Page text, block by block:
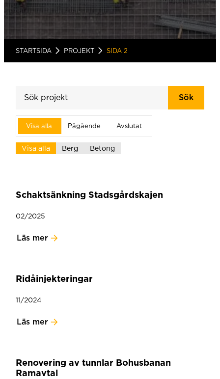
STARTSIDA PROJEKT SIDA 2
Sök
Visa alla Pågående Avslutat
Visa alla Berg Betong
Schaktsänkning Stadsgårdskajen
02/2025
Läs mer
Ridåinjekteringar
11/2024
Läs mer
Renovering av tunnlar Bohusbanan
Ramavtal